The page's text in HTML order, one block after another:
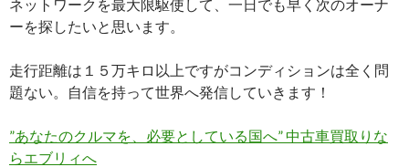
ネットワークを最大限駆使して、一日でも早く次のオーナ
ーを探したいと思います。
走行距離は１５万キロ以上ですがコンディションは全く問
題ない。自信を持って世界へ発信していきます！
”あなたのクルマを、必要としている国へ” 中古車買取りな
らエブリィへ